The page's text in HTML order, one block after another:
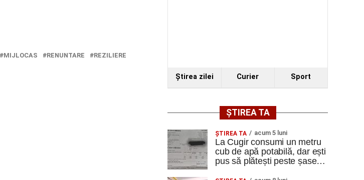
MIJLOCAS RENUNTARE
REZILIERE
Ştirea zilei Curier Sport
ȘTIREA TA
ȘTIREA TA acum 5 luni
La Cugir consumi un metru
cub de apă potabilă, dar ești
pus să plătești peste șase…